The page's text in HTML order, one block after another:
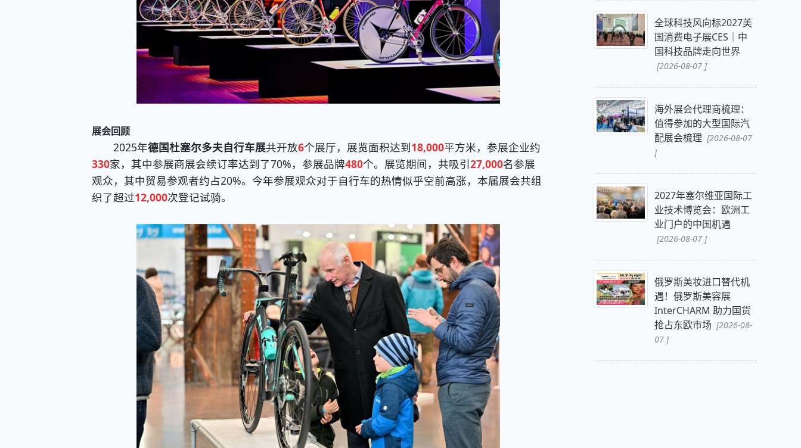
展会回顾
2025年德国杜塞尔多夫自行车展共开放6个展厅，展览面积达到18,000平方米，参展企业约
330家，其中参展商展会续订率达到了70%，参展品牌480个。展览期间，共吸引27,000名参展
观众，其中贸易参观者约占20%。今年参展观众对于自行车的热情似乎空前高涨，本届展会共组
织了超过12,000次登记试骑。
全球科技风向标2027美
国消费电子展CES｜中
国科技品牌走向世界
[2026-08-07 ]
海外展会代理商梳理：
值得参加的大型国际汽
配展会梳理 [2026-08-07
]
2027年塞尔维亚国际工
业技术博览会：欧洲工
业门户的中国机遇
[2026-08-07 ]
俄罗斯美妆进口替代机
遇！俄罗斯美容展
InterCHARM 助力国货
抢占东欧市场 [2026-08-
07 ]